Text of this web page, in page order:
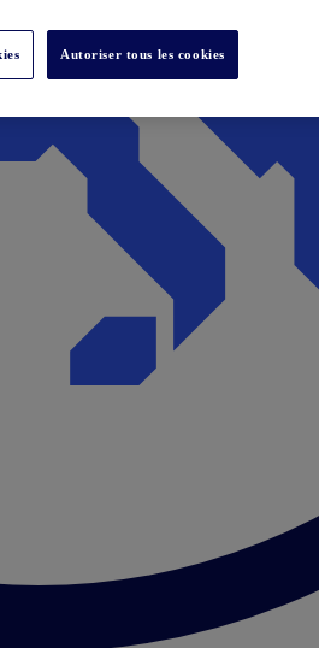
Autoriser tous les cookies